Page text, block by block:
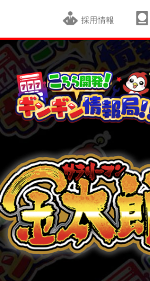
採用情報